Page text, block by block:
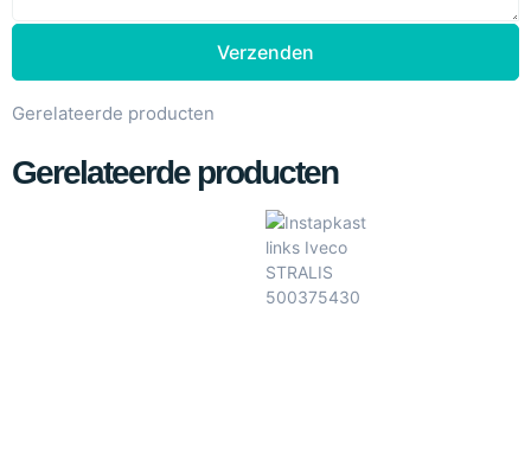
Verzenden
Gerelateerde producten
Gerelateerde producten